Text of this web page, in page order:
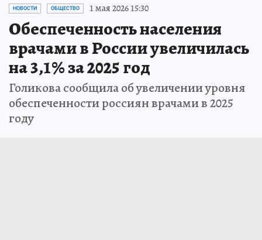
НОВОСТИ ОБЩЕСТВО 1 мая 2026 15:30
Обеспеченность населения
врачами в России увеличилась
на 3,1% за 2025 год
Голикова сообщила об увеличении уровня
обеспеченности россиян врачами в 2025
году